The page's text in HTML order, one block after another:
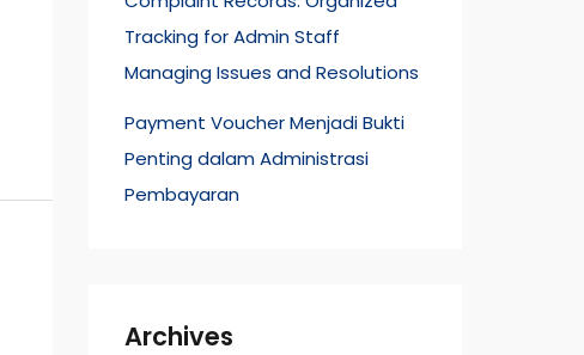
Tracking for Admin Staff
Managing Issues and Resolutions
Payment Voucher Menjadi Bukti
Penting dalam Administrasi
Pembayaran
Archives